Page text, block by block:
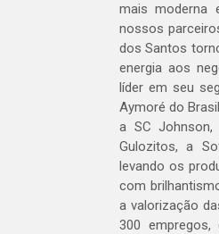
mais moderna
nossos
dos Santos
energia aos
líder em seu
Aymoré do
a SC
Gulozitos, a
levando os
com
a valorização
300